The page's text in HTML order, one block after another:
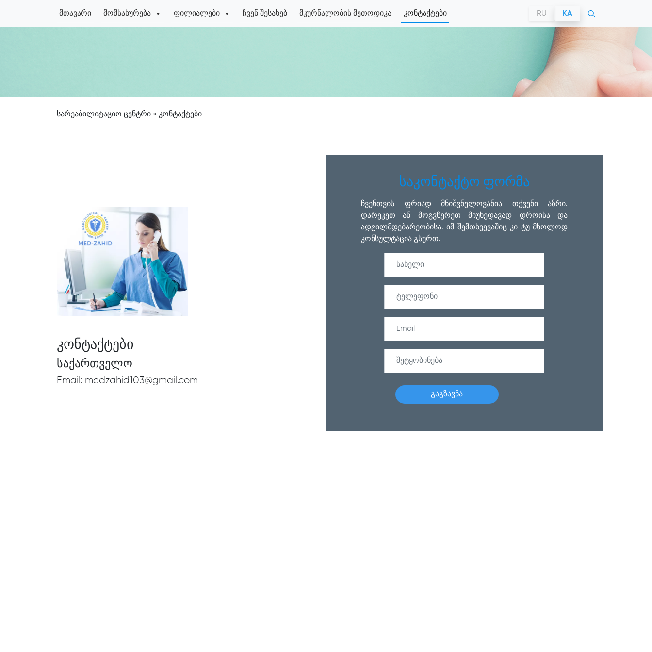
მთავარი მომსახურება ფილიალები ჩვენ შესახებ მკურნალობის მეთოდიკა კონტაქტები RU KA
სარეაბილიტაციო ცენტრი » კონტაქტები
კონტაქტები
საქართველო
Email: medzahid103@gmail.com
საკონტაქტო ფორმა
ჩვენთვის ფრიად მნიშვნელოვანია თქვენი აზრი.
დარეკეთ ან მოგვწერეთ მიუხედავად დროისა და
ადგილმდებარეობისა. იმ შემთხვევაშიც კი ტუ მხოლოდ
კონსულტაცია გსურთ.